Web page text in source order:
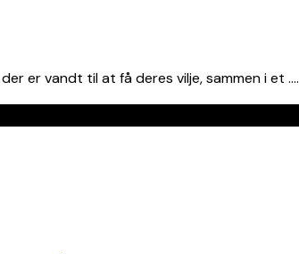
er vandt til at få deres vilje, sammen i et ….